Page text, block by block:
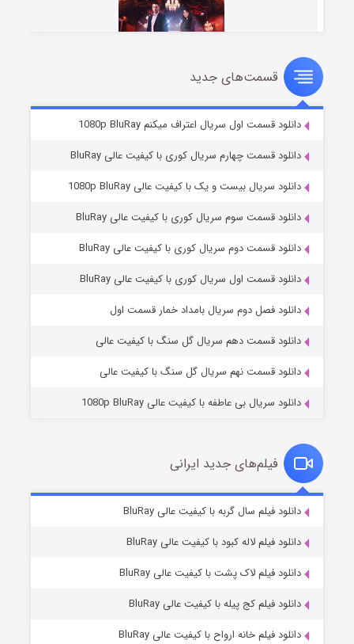
سریال زشت
قسمت۲ (زیرنویس) منتشر شد
مردگان متحرک: شهر مرده ۳
قسمت۲ (زیرنویس) منتشر شد
قسمت۷ (زیرنویس) منتشر شد
قسمت‌های جدید
دانلود قسمت اول سریال اعتراف میکنم 1080p BluRay
دانلود قسمت چهارم سریال کوری با کیفیت عالی BluRay
دانلود سریال بیست و یک با کیفیت عالی 1080p BluRay
دانلود قسمت سوم سریال کوری با کیفیت عالی BluRay
دانلود قسمت دوم سریال کوری با کیفیت عالی BluRay
دانلود قسمت اول سریال کوری با کیفیت عالی BluRay
دانلود فصل دوم سریال بامداد خمار قسمت اول
دانلود قسمت دهم سریال گل سنگ با کیفیت عالی
دانلود قسمت نهم سریال گل سنگ با کیفیت عالی
دانلود سریال بی عاطفه با کیفیت عالی 1080p BluRay
فیلم‌های جدید ایرانی
دانلود فیلم سال گربه با کیفیت عالی BluRay
دانلود فیلم لاله کبود با کیفیت عالی BluRay
دانلود فیلم لاک پشت با کیفیت عالی BluRay
دانلود فیلم کج‌ پیله با کیفیت عالی BluRay
دانلود فیلم خانه ارواح با کیفیت عالی BluRay